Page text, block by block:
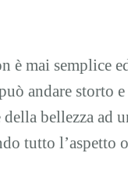
è mai semplice
andare storto
della bellezza
tutto l’aspetto